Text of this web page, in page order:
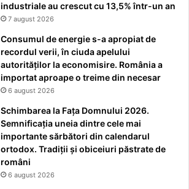
industriale au crescut cu 13,5% într-un an
7 august 2026
Consumul de energie s-a apropiat de
recordul verii, în ciuda apelului
autorităților la economisire. România a
importat aproape o treime din necesar
6 august 2026
Schimbarea la Fața Domnului 2026.
Semnificația uneia dintre cele mai
importante sărbători din calendarul
ortodox. Tradiții și obiceiuri păstrate de
români
6 august 2026